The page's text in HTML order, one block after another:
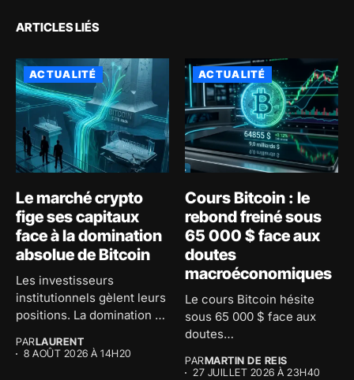
ARTICLES LIÉS
ACTUALITÉ
Le marché crypto
fige ses capitaux
face à la domination
absolue de Bitcoin
Les investisseurs
institutionnels gèlent leurs
positions. La domination de
PARLAURENT
8 AOÛT 2026 À 14H20
ACTUALITÉ
Cours Bitcoin : le
rebond freiné sous
65 000 $ face aux
doutes
macroéconomiques
Le cours Bitcoin hésite
sous 65 000 $ face aux
doutes
PARMARTIN DE REIS
27 JUILLET 2026 À 23H40